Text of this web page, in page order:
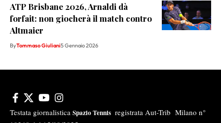
ATP Brisbane 2026, Arnaldi dà
forfait: non giocherà il match contro
Altmaier
ByTommaso Giuliani5 Gennaio 2026
Testata giornalistica Spazio Tennis registrata Aut-Trib Milano n°